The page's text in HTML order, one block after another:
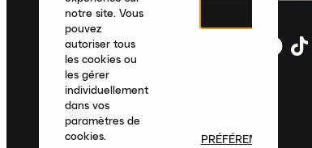
notre site. Vous
pouvez
autoriser tous
les cookies ou
les gérer
individuellement
dans vos
paramètres de
cookies.
PRÉFÉRENCES